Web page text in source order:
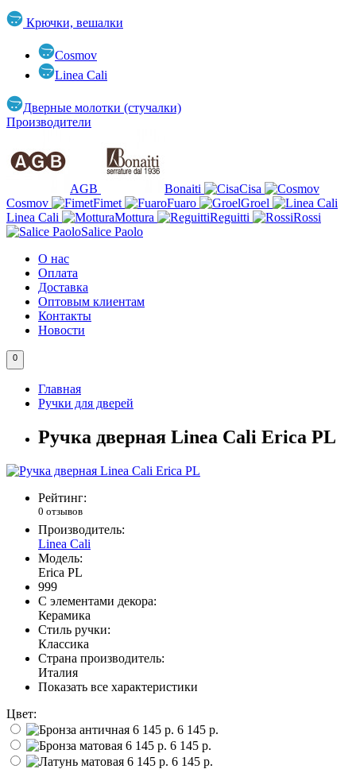
Крючки, вешалки
Cosmov
Linea Cali
Дверные молотки (стучалки)
Производители
AGB Bonaiti
Cisa
Cosmov
Fimet Fuaro
Groel
Linea Cali
Mottura Reguitti
Rossi
Salice Paolo
О нас
Оплата
Доставка
Оптовым клиентам
Контакты
Новости
0
Главная
Ручки для дверей
Ручка дверная Linea Cali Erica PL
Рейтинг:
0 отзывов
Производитель:
Linea Cali
Модель:
Erica PL
999
С элементами декора:
Керамика
Стиль ручки:
Классика
Страна производитель:
Италия
Показать все характеристики
Цвет:
6 145 р.
6 145 р.
6 145 р.